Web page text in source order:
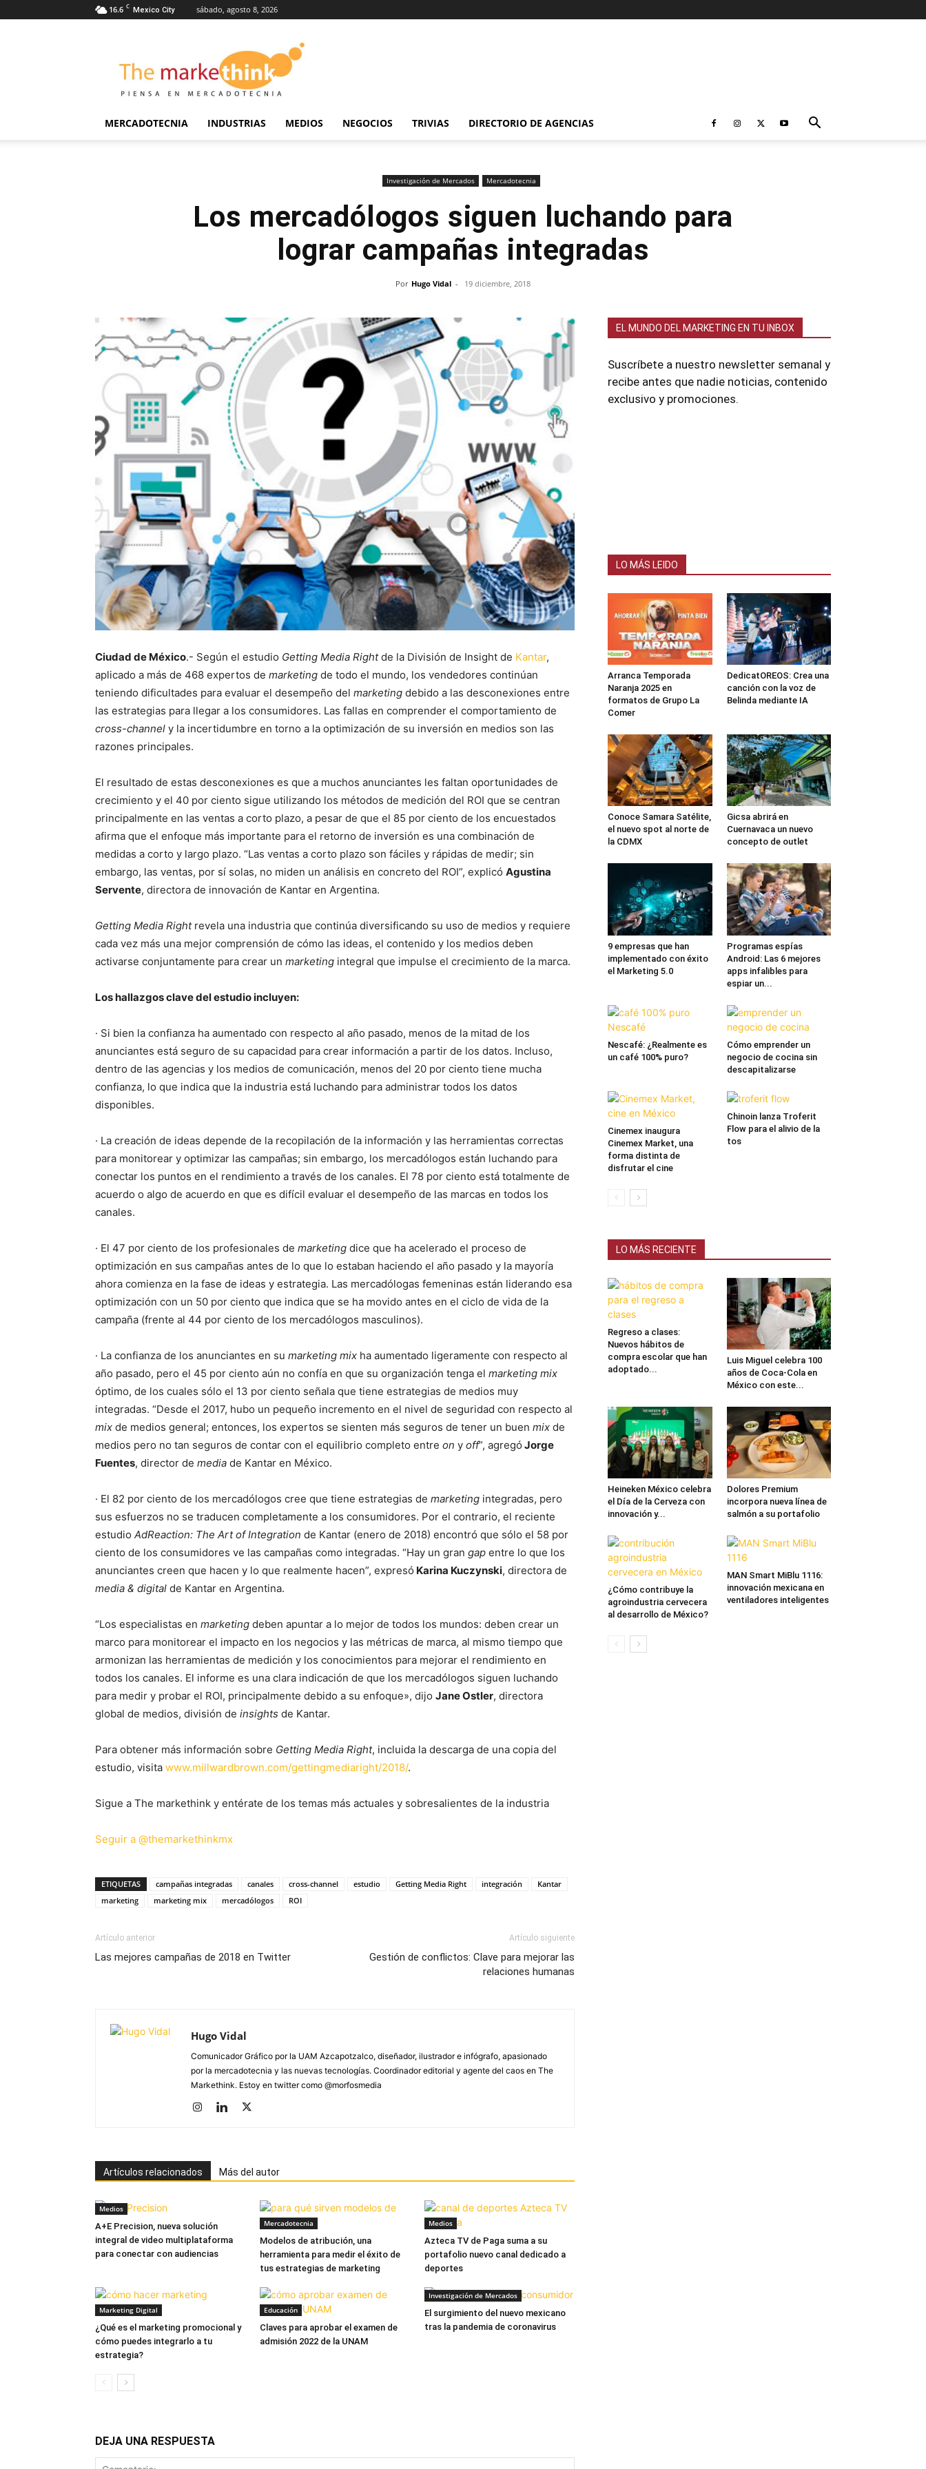
16.6 C Mexico City sábado, agosto 8, 2026
Markethink
MERCADOTECNIA INDUSTRIAS MEDIOS NEGOCIOS TRIVIAS DIRECTORIO DE AGENCIAS
Investigación de Mercados Mercadotecnia
Los mercadólogos siguen luchando para
lograr campañas integradas
Por Hugo Vidal - 19 diciembre, 2018
Ciudad de México.- Según el estudio Getting Media Rightde la División de Insight de Kantar,
aplicado a más de 468 expertos de marketing de todo el mundo, los vendedores continúan
teniendo dificultades para evaluar el desempeño del marketing debido a las desconexiones entre
las estrategias para llegar a los consumidores. Las fallas en comprender el comportamiento de
cross-channel y la incertidumbre en torno a la optimización de su inversión en medios son las
razones principales.
El resultado de estas desconexiones es que a muchos anunciantes les faltan oportunidades de
crecimiento y el 40 por ciento sigue utilizando los métodos de medición del ROI que se centran
principalmente en las ventas a corto plazo, a pesar de que el 85 por ciento de los encuestados
afirma que el enfoque más importante para el retorno de inversión es una combinación de
medidas a corto y largo plazo. “Las ventas a corto plazo son fáciles y rápidas de medir; sin
embargo, las ventas, por sí solas, no miden un análisis en concreto del ROI”, explicó Agustina
Servente, directora de innovación de Kantar en Argentina.
Getting Media Rightrevela una industria que continúa diversificando su uso de medios y requiere
cada vez más una mejor comprensión de cómo las ideas, el contenido y los medios deben
activarse conjuntamente para crear un marketing integral que impulse el crecimiento de la marca.
Los hallazgos clave del estudio incluyen:
· Si bien la confianza ha aumentado con respecto al año pasado, menos de la mitad de los
anunciantes está seguro de su capacidad para crear información a partir de los datos. Incluso,
dentro de las agencias y los medios de comunicación, menos del 20 por ciento tiene mucha
confianza, lo que indica que la industria está luchando para administrar todos los datos
disponibles.
· La creación de ideas depende de la recopilación de la información y las herramientas correctas
para monitorear y optimizar las campañas; sin embargo, los mercadólogos están luchando para
conectar los puntos en el rendimiento a través de los canales. El 78 por ciento está totalmente de
acuerdo o algo de acuerdo en que es difícil evaluar el desempeño de las marcas en todos los
canales.
· El 47 por ciento de los profesionales de marketing dice que ha acelerado el proceso de
optimización en sus campañas antes de lo que lo estaban haciendo el año pasado y la mayoría
ahora comienza en la fase de ideas y estrategia. Las mercadólogas femeninas están liderando esa
optimización con un 50 por ciento que indica que se ha movido antes en el ciclo de vida de la
campaña (frente al 44 por ciento de los mercadólogos masculinos).
· La confianza de los anunciantes en su marketing mix ha aumentado ligeramente con respecto al
año pasado, pero el 45 por ciento aún no confía en que su organización tenga el marketing mix
óptimo, de los cuales sólo el 13 por ciento señala que tiene estrategias de medios muy
integradas. “Desde el 2017, hubo un pequeño incremento en el nivel de seguridad con respecto al
mix de medios general; entonces, los expertos se sienten más seguros de tener un buen mix de
medios pero no tan seguros de contar con el equilibrio completo entre on y off”, agregó Jorge
Fuentes, director de media de Kantar en México.
· El 82 por ciento de los mercadólogos cree que tiene estrategias de marketing integradas, pero
sus esfuerzos no se traducen completamente a los consumidores. Por el contrario, el reciente
estudio AdReaction: The Art of Integration de Kantar (enero de 2018) encontró que sólo el 58 por
ciento de los consumidores ve las campañas como integradas. “Hay un gran gap entre lo que los
anunciantes creen que hacen y lo que realmente hacen”, expresó Karina Kuczynski, directora de
media & digital de Kantar en Argentina.
“Los especialistas en marketing deben apuntar a lo mejor de todos los mundos: deben crear un
marco para monitorear el impacto en los negocios y las métricas de marca, al mismo tiempo que
armonizan las herramientas de medición y los conocimientos para mejorar el rendimiento en
todos los canales. El informe es una clara indicación de que los mercadólogos siguen luchando
para medir y probar el ROI, principalmente debido a su enfoque», dijo Jane Ostler, directora
global de medios, división de insights de Kantar.
Para obtener más información sobre Getting Media Right, incluida la descarga de una copia del
estudio, visita www.millwardbrown.com/gettingmediaright/2018/.
Sigue a The markethink y entérate de los temas más actuales y sobresalientes de la industria
Seguir a @themarkethinkmx
ETIQUETAS campañas integradas canales cross-channel estudio Getting Media Right integración
Kantar
marketing
marketing mix mercadólogos ROI
Artículo anterior
Las mejores campañas de 2018 en Twitter
Artículo siguiente
Gestión de conflictos: Clave para mejorar las
relaciones humanas
Hugo Vidal
Comunicador Gráfico por la UAM Azcapotzalco, diseñador, ilustrador e infógrafo, apasionado
por la mercadotecnia y las nuevas tecnologías. Coordinador editorial y agente del caos en The
Markethink. Estoy en twitter como @morfosmedia
Artículos relacionados Más del autor
Medios
A+E Precision, nueva solución
integral de video multiplataforma
para conectar con audiencias
Mercadotecnia
Modelos de atribución, una
herramienta para medir el éxito de
tus estrategias de marketing
Medios
Azteca TV de Paga suma a su
portafolio nuevo canal dedicado a
deportes
Marketing Digital
¿Qué es el marketing promocional y
cómo puedes integrarlo a tu
estrategia?
Educación
Claves para aprobar el examen de
admisión 2022 de la UNAM
Investigación de Mercados
El surgimiento del nuevo mexicano
tras la pandemia de coronavirus
DEJA UNA RESPUESTA
EL MUNDO DEL MARKETING EN TU INBOX
Suscríbete a nuestro newsletter semanal y
recibe antes que nadie noticias, contenido
exclusivo y promociones.
LO MÁS LEIDO
Arranca Temporada
Naranja 2025 en
formatos de Grupo La
Comer
DedicatOREOS: Crea una
canción con la voz de
Belinda mediante IA
Conoce Samara Satélite,
el nuevo spot al norte de
la CDMX
Gicsa abrirá en
Cuernavaca un nuevo
concepto de outlet
9 empresas que han
implementado con éxito
el Marketing 5.0
Programas espías
Android: Las 6 mejores
apps infalibles para
espiar un...
Nescafé: ¿Realmente es
un café 100% puro?
Cómo emprender un
negocio de cocina sin
descapitalizarse
Cinemex inaugura
Cinemex Market, una
forma distinta de
disfrutar el cine
Chinoin lanza Troferit
Flow para el alivio de la
tos
LO MÁS RECIENTE
Regreso a clases:
Nuevos hábitos de
compra escolar que han
adoptado...
Luis Miguel celebra 100
años de Coca-Cola en
México con este...
Heineken México celebra
el Día de la Cerveza con
innovación y...
Dolores Premium
incorpora nueva línea de
salmón a su portafolio
¿Cómo contribuye la
agroindustria cervecera
al desarrollo de México?
MAN Smart MiBlu 1116:
innovación mexicana en
ventiladores inteligentes